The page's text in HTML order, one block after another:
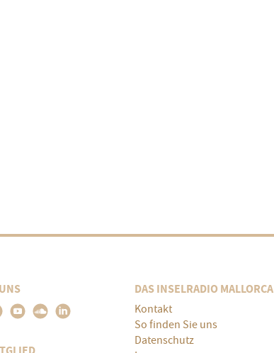
DAS INSELRADIO MALLORCA
Kontakt
So finden Sie uns
Datenschutz